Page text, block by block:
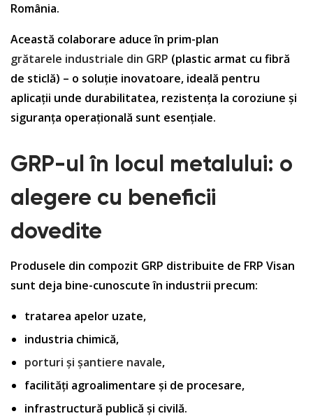
România.
Această colaborare aduce în prim-plan
grătarele industriale din GRP (plastic armat cu fibră
de sticlă) – o soluție inovatoare, ideală pentru
aplicații unde durabilitatea, rezistența la coroziune și
siguranța operațională sunt esențiale.
GRP-ul în locul metalului: o
alegere cu beneficii
dovedite
Produsele din compozit GRP distribuite de FRP Visan
sunt deja bine-cunoscute în industrii precum:
tratarea apelor uzate,
industria chimică,
porturi și șantiere navale,
facilități agroalimentare și de procesare,
infrastructură publică și civilă.